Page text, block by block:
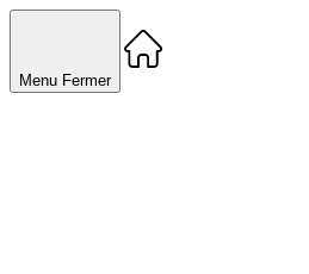
Menu Fermer